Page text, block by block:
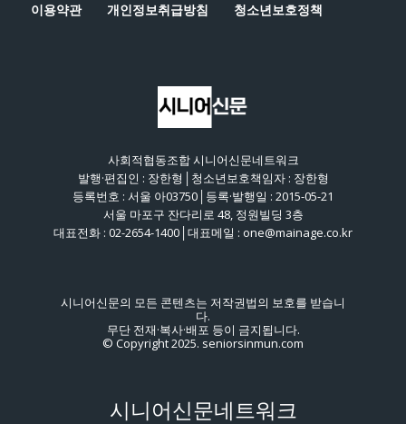
이용약관 개인정보취급방침 청소년보호정책
사회적협동조합 시니어신문네트워크
발행·편집인 : 장한형│청소년보호책임자 : 장한형
등록번호 : 서울 아03750│등록·발행일 : 2015-05-21
서울 마포구 잔다리로 48, 정원빌딩 3층
대표전화 : 02-2654-1400│대표메일 : one@mainage.co.kr
시니어신문의 모든 콘텐츠는 저작권법의 보호를 받습니
다.
무단 전재·복사·배포 등이 금지됩니다.
© Copyright 2025. seniorsinmun.com
시니어신문네트워크